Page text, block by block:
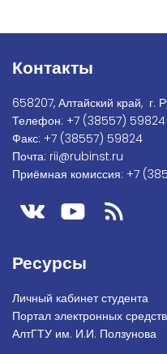
Контакты
658207, Алтайский край, г.
Телефон: +7 (38557) 59824
Факс: +7 (38557) 59824
Почта: rii@rubinst.ru
Приёмная комиссия: +7
Ресурсы
Личный кабинет студента
Портал электронных
АлтГТУ им. И.И. Ползунова